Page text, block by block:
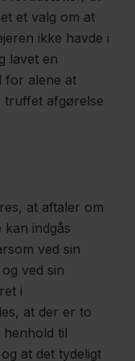
et valg om at
ikke havde i
lavet en
for alene at
truffet afgørelse
at aftaler om
indgås
ved sin
ved sin
i
at der er to
til
at det tydeligt